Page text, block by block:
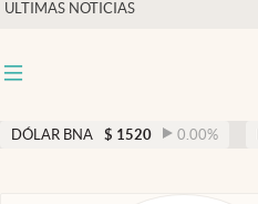
ULTIMAS NOTICIAS
Mercados Online
Otras secciones
DÓLAR BNA $ 1520 0.00%